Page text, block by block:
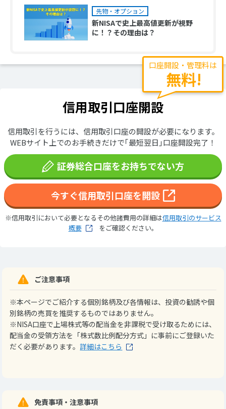
先物・オプション
新NISAで史上最高値更新が視野
に！？その理由は？
口座開設・管理料は
無料!
信用取引口座開設
信用取引を行うには、信用取引口座の開設が必要になります。
WEBサイト上でのお手続きだけで｢最短翌日｣口座開設完了！
証券総合口座をお持ちでない方
今すぐ信用取引口座を開設
※信用取引において必要となるその他諸費用の詳細は信用取引のサービス
概要
をご確認ください。
ご注意事項
※本ページでご紹介する個別銘柄及び各情報は、投資の勧誘や個
別銘柄の売買を推奨するものではありません。
※NISA口座で上場株式等の配当金を非課税で受け取るためには、
配当金の受領方法を「株式数比例配分方式」に事前にご登録いた
だく必要があります。詳細はこちら
免責事項・注意事項